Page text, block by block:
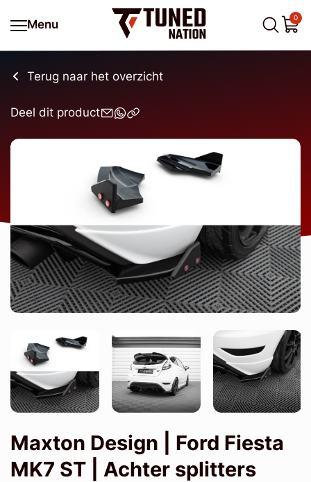
Menu
0
Terug naar het overzicht
Deel dit product
Maxton Design | Ford Fiesta
MK7 ST | Achter splitters